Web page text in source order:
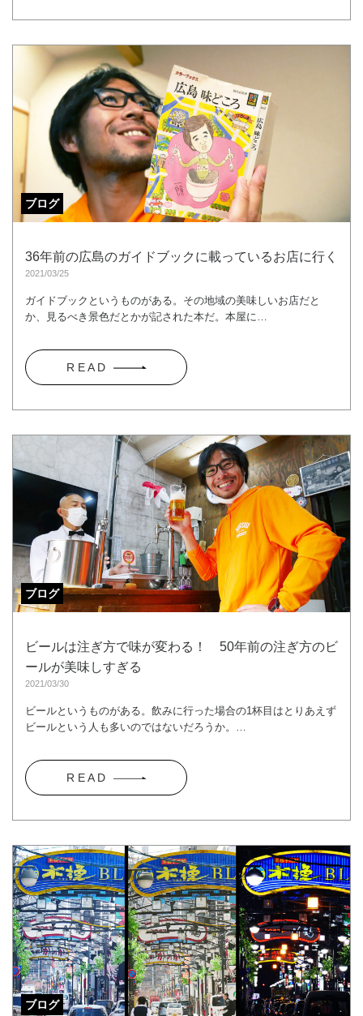
ブログ
36年前の広島のガイドブックに載っているお店に行く
2021/03/25
ガイドブックというものがある。その地域の美味しいお店だと
か、見るべき景色だとかが記された本だ。本屋に…
R E A D
ブログ
ビールは注ぎ方で味が変わる！ 50年前の注ぎ方のビ
ールが美味しすぎる
2021/03/30
ビールというものがある。飲みに行った場合の1杯目はとりあえず
ビールという人も多いのではないだろうか。…
R E A D
ブログ